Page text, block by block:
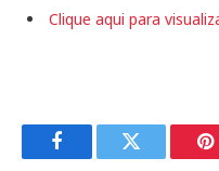
Clique aqui para
FacebookTwitter